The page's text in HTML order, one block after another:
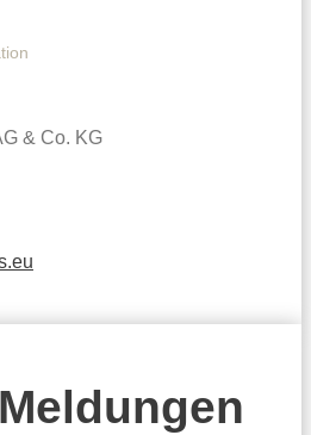
& Co. KG